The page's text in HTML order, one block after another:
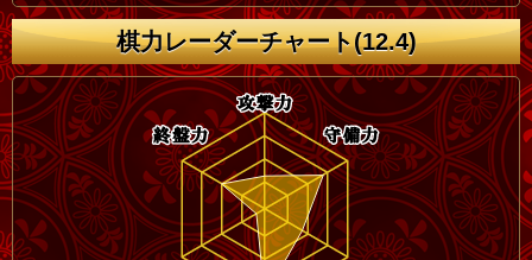
棋力レーダーチャート(12.4)